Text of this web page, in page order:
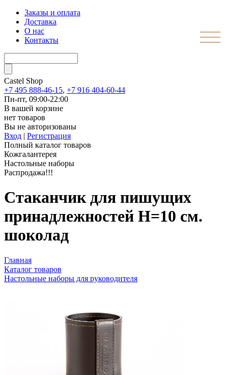
Заказы и оплата
Доставка
О нас
Контакты
Castel Shop
+7 495 888-46-15, +7 916 404-60-44
Пн-пт, 09:00-22:00
В вашей корзине
нет товаров
Вы не авторизованы
Вход | Регистрация
Полный каталог товаров
Кожгалантерея
Настольные наборы
Распродажа!!!
Стаканчик для пишущих
принадлежностей H=10 см.
шоколад
Главная
Каталог товаров
Настольные наборы для руководителя